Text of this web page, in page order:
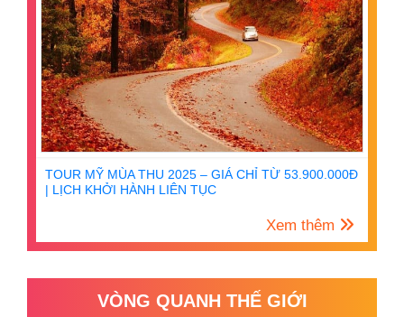
TOUR MỸ MÙA THU 2025 – GIÁ CHỈ TỪ 53.900.000Đ
| LỊCH KHỞI HÀNH LIÊN TỤC
Xem thêm
VÒNG QUANH THẾ GIỚI